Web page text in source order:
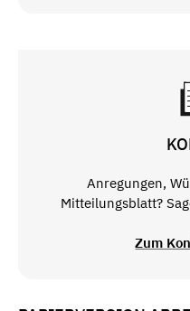
Anregungen,
Mitteilungsblatt?
Zum